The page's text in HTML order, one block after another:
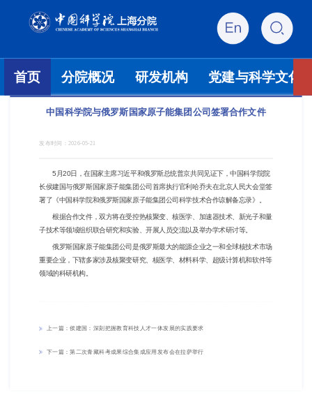
首页 分院概况 研发机构 党建与科学文化
中国科学院与俄罗斯国家原子能集团公司签署合作文件
发布时间： 2026-05-21
5月20日，在国家主席习近平和俄罗斯总统普京共同见证下，中国科学院院
长侯建国与俄罗斯国家原子能集团公司首席执行官利哈乔夫在北京人民大会堂签
署了《中国科学院和俄罗斯国家原子能集团公司科学技术合作谅解备忘录》。
根据合作文件，双方将在受控热核聚变、核医学、加速器技术、新光子和量
子技术等领域组织联合研究和实验、开展人员交流以及举办学术研讨等。
俄罗斯国家原子能集团公司是俄罗斯最大的能源企业之一和全球核技术市场
重要企业，下辖多家涉及核聚变研究、核医学、材料科学、超级计算机和软件等
领域的科研机构。
上一篇：侯建国：深刻把握教育科技人才一体发展的实践要求
下一篇：第二次青藏科考成果综合集成应用发布会在拉萨举行